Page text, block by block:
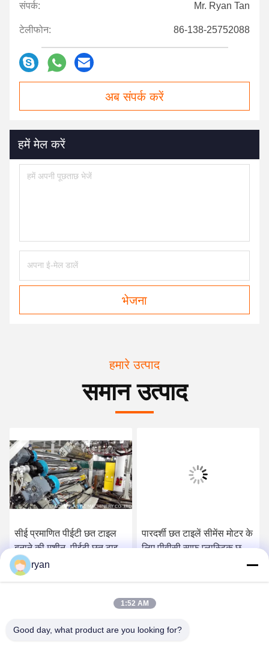
संपर्क: Mr. Ryan Tan
टेलीफोन: 86-138-25752088
अब संपर्क करें
हमें मेल करें
भेजना
हमारे उत्पाद
समान उत्पाद
सीई प्रमाणित पीईटी छत टाइल
बनाने की मशीन, पीईटी छत टाइल
विनिर्माण मशीन
पारदर्शी छत टाइलें सीमेंस मोटर के
लिए पीवीसी साफ़ प्लास्टिक छत
ryan
1:52 AM
Good day, what product are you looking for?